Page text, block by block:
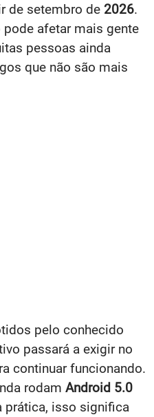
de setembro de 2026.
afetar mais gente
pessoas ainda
que não são mais
pelo conhecido
passará a exigir no
continuar funcionando.
rodam Android 5.0
prática, isso significa